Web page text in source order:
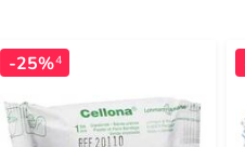
-25%4